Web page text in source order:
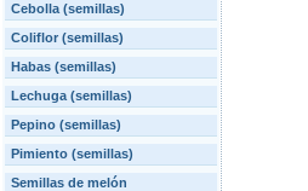
Cebolla (semillas)
Coliflor (semillas)
Habas (semillas)
Lechuga (semillas)
Pepino (semillas)
Pimiento (semillas)
Semillas de melón